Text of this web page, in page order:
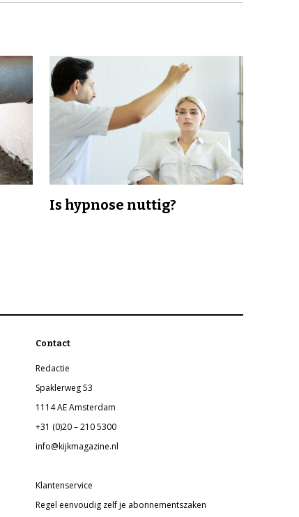
Is hypnose nuttig?
Contact
Redactie
Spaklerweg 53
1114 AE Amsterdam
+31 (0)20 – 210 5300
info@kijkmagazine.nl
Klantenservice
Regel eenvoudig zelf je abonnementszaken